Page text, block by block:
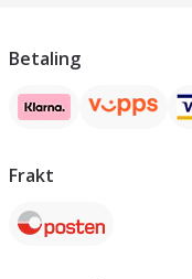
Betaling
Frakt